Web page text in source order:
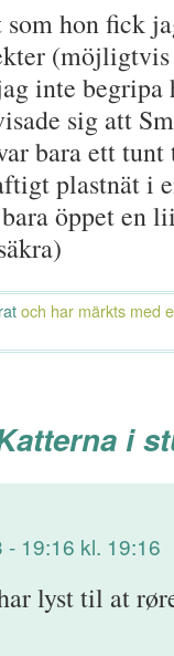
hon fick
inte
sig att
bara ett tunt
plastnät i
öppet en
och har märkts med
i
19:16 kl. 19:16
lyst til at